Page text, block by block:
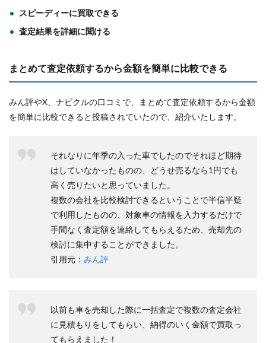
スピーディーに買取できる
査定結果を詳細に聞ける
まとめて査定依頼するから金額を簡単に比較できる
みん評やX、ナビクルの口コミで、まとめて査定依頼するから金額
を簡単に比較できると投稿されていたので、紹介いたします。
それなりに年季の入った車でしたのでそれほど期待
はしていなかったものの、どうせ売るなら1円でも
高く売りたいと思っていました。
複数の会社を比較検討できるということで半信半疑
で利用したものの、対象車の情報を入力するだけで
手間なく査定額を連絡してもらえるため、売却先の
検討に集中することができました。
引用元： みん評
以前も車を売却した際に一括査定で複数の査定会社
に見積もりをしてもらい、納得のいく金額で買取っ
てもらえました！